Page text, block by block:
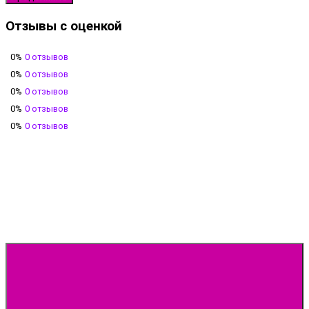
Отзывы с оценкой
0% 0 отзывов
0% 0 отзывов
0% 0 отзывов
0% 0 отзывов
0% 0 отзывов